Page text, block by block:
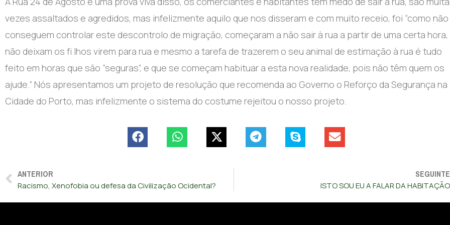
vezes assaltados e agredidos, mas infelizmente aquilo que nos disseram e com muito receio, foi “como não
conseguem controlar este descontrolo de migração, começaram a não sair à rua a partir de uma certa hora,
não deixam os fi lhos virem para rua e mesmo a tarefa de trazerem o seu animal de estimação à rua é tudo
feito em horas que são “seguras”, e que se começam habituar a esta nova realidade, pois não têm quem os
ajude.” Nós apresentamos um projeto de resolução que recomenda ao Governo o Reforço da Segurança na
Cidade do Porto, mas infelizmente o sistema do costume rejeitou o nosso projeto.
ANTERIOR
Racismo, Xenofobia ou defesa da Civilização Ocidental?
SEGUINTE
ISTO SOU EU A FALAR DA HABITAÇÃO